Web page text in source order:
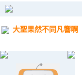
大聖果然不同凡響啊